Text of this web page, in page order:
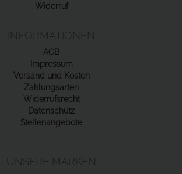
Widerruf
INFORMATIONEN
AGB
Impressum
Versand und Kosten
Zahlungsarten
Widerrufsrecht
Datenschutz
Stellenangebote
UNSERE MARKEN